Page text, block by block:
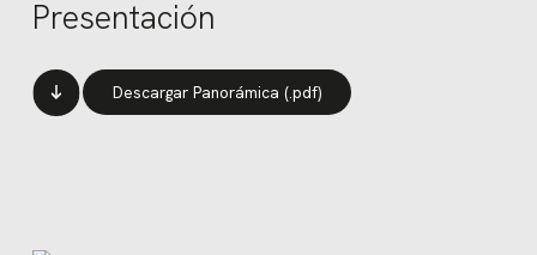
Presentación
Descargar Panorámica (.pdf)